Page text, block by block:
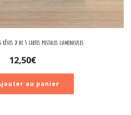
rêves » de 5 cartes postales lumineuses
12,50€
au panier